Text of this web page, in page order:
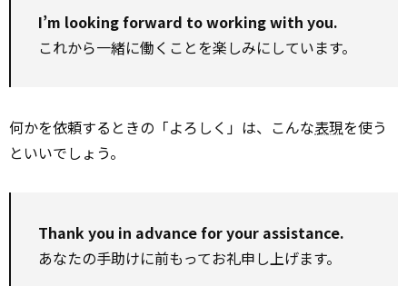
I’m looking forward to working with you.
これから一緒に働くことを楽しみにしています。
何かを依頼するときの「よろしく」は、こんな表現を使う
といいでしょう。
Thank you in advance for your assistance.
あなたの手助けに前もってお礼申し上げます。